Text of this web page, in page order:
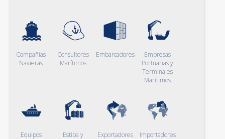
Compañías
Navieras
Consultores
Marítimos
Embarcadores
Empresas
Portuarias y
Terminales
Marítimos
Equipos
Estiba y
Exportadores Importadores